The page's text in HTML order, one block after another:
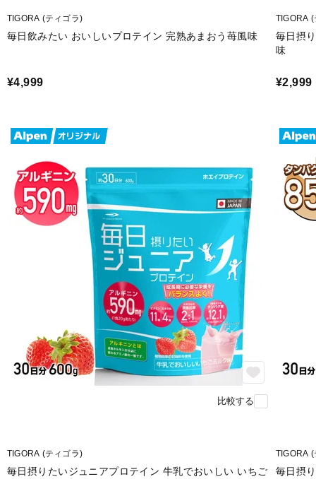
TIGORA (ティゴラ)
毎日飲みたい おいしいプロテイン 完熟あまおう苺風味
¥4,999
TIGORA
毎日摂
味
¥2,999
比較する
TIGORA (ティゴラ)
毎日摂りたいジュニアプロテイン 牛乳でおいしい いちご
TIGORA
毎日摂